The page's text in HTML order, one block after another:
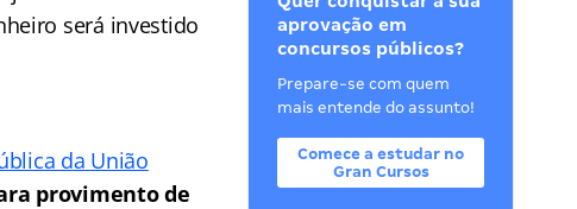
será investido
da União
provimento de
aprovação em
concursos públicos?
Prepare-se com quem
mais entende do assunto!
Comece a estudar no
Gran Cursos